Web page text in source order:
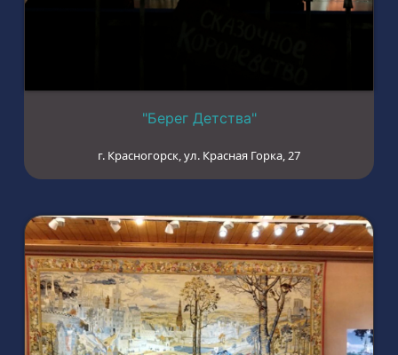
"Берег Детства"
г. Красногорск, ул. Красная Горка, 27